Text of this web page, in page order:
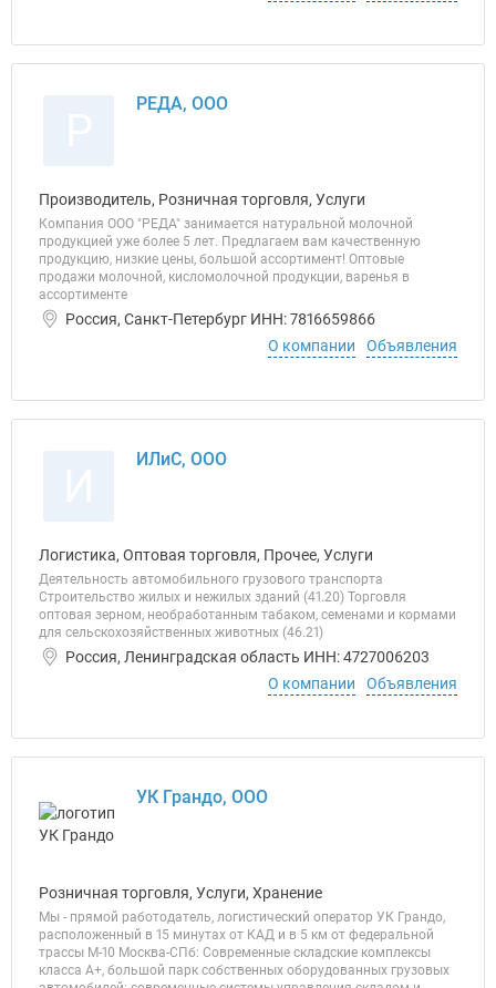
РЕДА, ООО
Производитель, Розничная торговля, Услуги
Компания ООО "РЕДА" занимается натуральной молочной
продукцией уже более 5 лет. Предлагаем вам качественную
продукцию, низкие цены, большой ассортимент! Оптовые
продажи молочной, кисломолочной продукции, варенья в
ассортименте
Россия, Санкт-Петербург ИНН: 7816659866
О компании
Объявления
ИЛиС, ООО
Логистика, Оптовая торговля, Прочее, Услуги
Деятельность автомобильного грузового транспорта
Строительство жилых и нежилых зданий (41.20) Торговля
оптовая зерном, необработанным табаком, семенами и кормами
для сельскохозяйственных животных (46.21)
Россия, Ленинградская область ИНН: 4727006203
О компании
Объявления
УК Грандо, ООО
Розничная торговля, Услуги, Хранение
Мы - прямой работодатель, логистический оператор УК Грандо,
расположенный в 15 минутах от КАД и в 5 км от федеральной
трассы М-10 Москва-СПб: Современные складские комплексы
класса А+, большой парк собственных оборудованных грузовых